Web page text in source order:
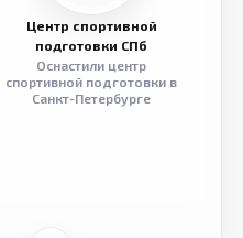
Центр спортивной
подготовки СПб
Оснастили центр
спортивной подготовки в
Санкт-Петербурге